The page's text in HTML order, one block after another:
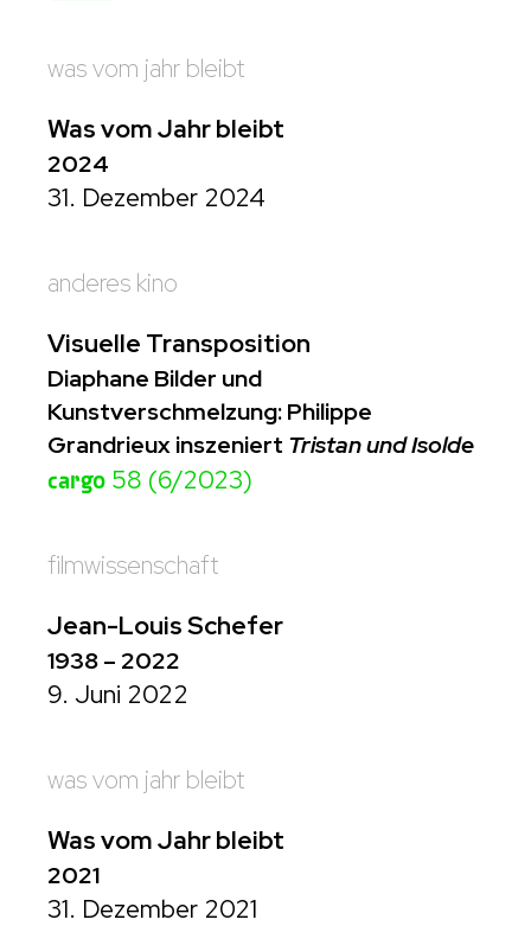
was vom jahr bleibt
Was vom Jahr bleibt
2024
31. Dezember 2024
anderes kino
Visuelle Transposition
Diaphane Bilder und
Kunstverschmelzung: Philippe
Grandrieux inszeniert Tristan und Isolde
cargo 58 (6/2023)
filmwissenschaft
Jean-Louis Schefer
1938 – 2022
9. Juni 2022
was vom jahr bleibt
Was vom Jahr bleibt
2021
31. Dezember 2021